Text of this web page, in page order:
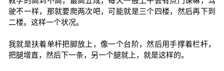
驶不一样，那就要爬两次吧，可能就是三个四楼，然后再下到
二楼。这样一个状况。
我就是扶着单杆把脚放上，像一个台阶，然后用手撑着栏杆，
把腿增直，然后下一条，另一个腿就上，就是这样的。